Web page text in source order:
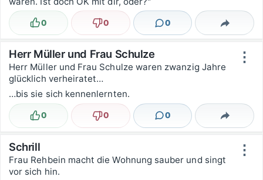
Lustig
0 Nicht lustig
0 0
Kommentare Teilen
⋮
Herr Müller und Frau Schulze
Herr Müller und Frau Schulze waren zwanzig Jahre
glücklich verheiratet…
…bis sie sich kennenlernten.
Lustig
0 Nicht lustig
0 0
Kommentare Teilen
⋮
Schrill
Frau Rehbein macht die Wohnung sauber und singt
vor sich hin.